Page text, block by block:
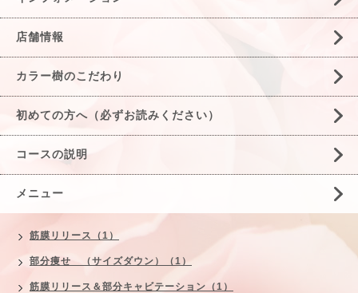
店舗情報
カラー樹のこだわり
初めての方へ（必ずお読みください）
コースの説明
メニュー
筋膜リリース（1）
部分痩せ （サイズダウン）（1）
筋膜リリース＆部分キャビテーション（1）